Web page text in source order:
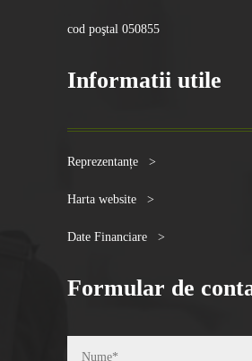
cod poştal 050855
Informatii utile
Reprezentanțe >
Harta website >
Date Financiare >
Formular de